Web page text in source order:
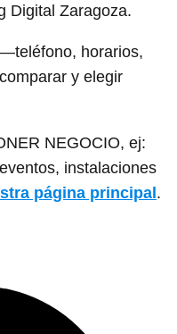
Digital Zaragoza.
horarios,
y elegir
NEGOCIO, ej:
instalaciones
página principal.